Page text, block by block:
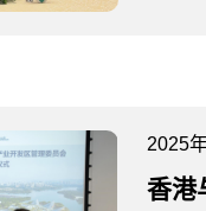
2025
香港